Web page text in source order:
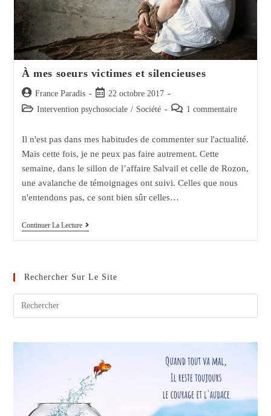
À mes soeurs victimes et silencieuses
Auteur/autrice
de
France Paradis
Post
published:
22 octobre 2017
Post Intervention psychosociale / Société
Post 1 commentaire
Il n'est pas dans mes habitudes de commenter sur l'actualité.
Mais cette fois, je ne peux pas faire autrement. Cette
semaine, dans le sillon de l’affaire Salvail et celle de Rozon,
une avalanche de témoignages ont suivi. Celles que nous
n'entendons pas, ce sont bien sûr celles…
Continuer La LectureÀ
Mes
Silencieuses
Rechercher Sur Le Site